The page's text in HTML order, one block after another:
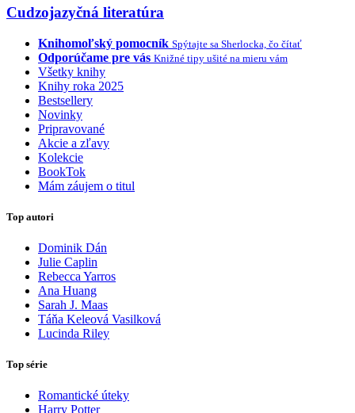
Cudzojazyčná literatúra
Knihomoľský pomocník Spýtajte sa Sherlocka, čo čítať
Odporúčame pre vás Knižné tipy ušité na mieru vám
Všetky knihy
Knihy roka 2025
Bestsellery
Novinky
Pripravované
Akcie a zľavy
Kolekcie
BookTok
Mám záujem o titul
Top autori
Dominik Dán
Julie Caplin
Rebecca Yarros
Ana Huang
Sarah J. Maas
Táňa Keleová Vasilková
Lucinda Riley
Top série
Romantické úteky
Harry Potter